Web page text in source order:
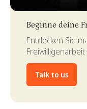
Beginne deine
Entdecken Sie
Talk to us